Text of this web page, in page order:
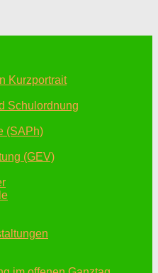
Kurzportrait
Schulordnung
(SAPh)
(GEV)